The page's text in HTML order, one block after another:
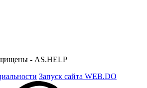
- AS.HELP
Запуск сайта WEB.DO